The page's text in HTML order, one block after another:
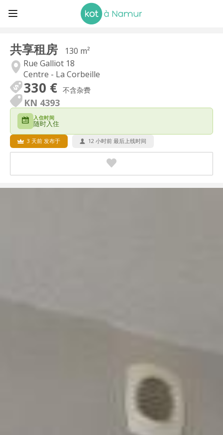
共享租房
130 m²
Rue Galliot 18
Centre - La Corbeille
330 € 不含杂费
KN 4393
入住时间
随时入住
3 天前 发布于 12 小时前 最后上线时间